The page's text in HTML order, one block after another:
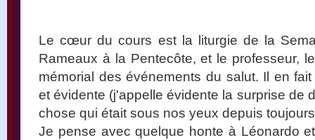
Le cœur du cours est la liturgie de la
Rameaux à la Pentecôte, et le professeur,
mémorial des événements du salut. Il en
et évidente (j'appelle évidente la surprise de
chose qui était sous nos yeux depuis
Je pense avec quelque honte à Léonardo